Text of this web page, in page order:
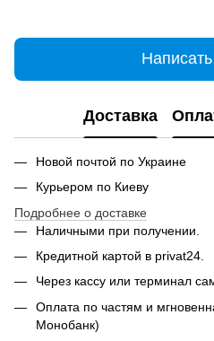
Доставка
Новой почтой по Украине
Курьером по Киеву
Подробнее о доставке
Наличными при получении.
Кредитной картой в privat24.
Через кассу или терминал
Оплата по частям и
Монобанк)